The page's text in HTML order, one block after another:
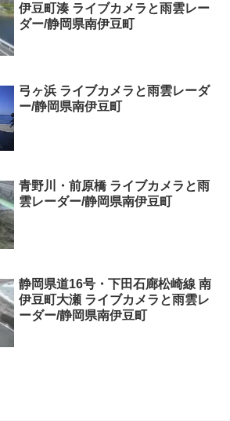
伊豆町湊 ライブカメラと雨雲レー
ダー/静岡県南伊豆町
弓ヶ浜 ライブカメラと雨雲レーダ
ー/静岡県南伊豆町
青野川・前原橋 ライブカメラと雨
雲レーダー/静岡県南伊豆町
静岡県道16号・下田石廊松崎線 南
伊豆町大瀬 ライブカメラと雨雲レ
ーダー/静岡県南伊豆町